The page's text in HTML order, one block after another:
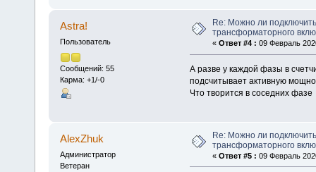
Astra!
Пользователь
Сообщений: 55
Карма: +1/-0
Re: Можно ли подключить
трансформаторного
« Ответ #4 : 09 Февраль
А разве у каждой фазы в
подсчитывает активную
Что творится в соседних фазе
AlexZhuk
Администратор
Ветеран
Re: Можно ли подключить
трансформаторного
« Ответ #5 : 09 Февраль